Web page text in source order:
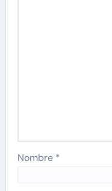
Nombre *